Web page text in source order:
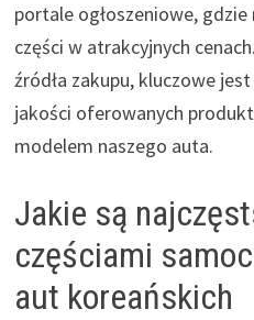
portale ogłoszeniowe,
części w atrakcyjnych
źródła zakupu, kluczowe
jakości oferowanych
modelem naszego auta.
Jakie są
częściami
aut koreańskich